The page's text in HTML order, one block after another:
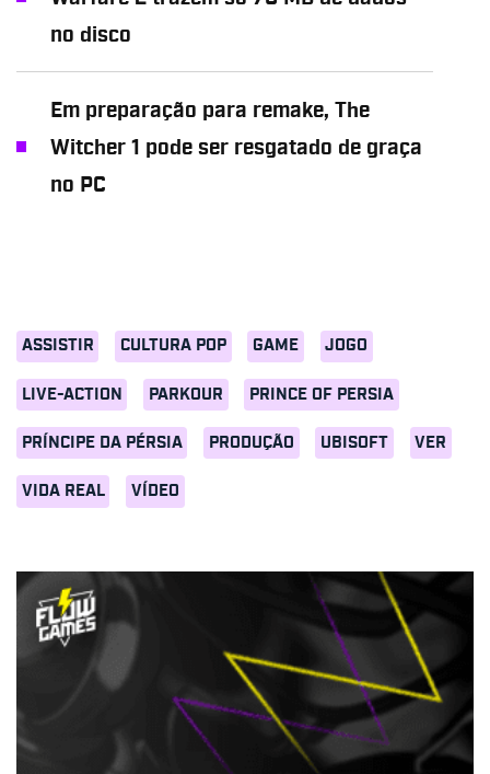
ASSISTIR CULTURA POP GAME JOGO
LIVE-ACTION PARKOUR PRINCE OF PERSIA
PRÍNCIPE DA PÉRSIA PRODUÇÃO UBISOFT VER
VIDA REAL VÍDEO
no disco
Em preparação para remake, The
Witcher 1 pode ser resgatado de graça
no PC